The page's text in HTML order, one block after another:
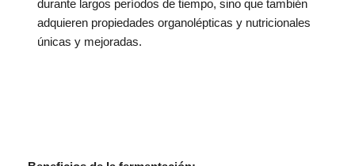
durante largos períodos de tiempo, sino que también
adquieren propiedades organolépticas y nutricionales
únicas y mejoradas.